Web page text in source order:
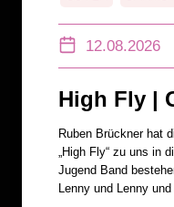
HIGH FLY
JUGENDBAND
KÜNSTLER
PUNK-ROCK
SONGS
12.08.2026
High Fly |
Ruben Brückner hat
„High Fly“ zu uns in
Jugend Band
Lenny und Lenny